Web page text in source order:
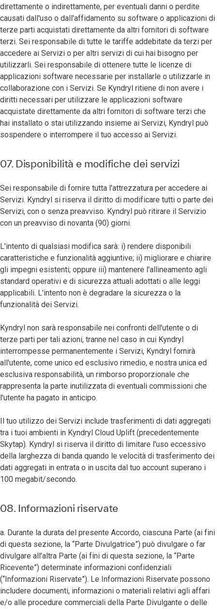
direttamente o indirettamente, per eventuali danni o perdite
causati dall'uso o dall'affidamento su software o applicazioni di
terze parti acquistati direttamente da altri fornitori di software
terzi. Sei responsabile di tutte le tariffe addebitate da terzi per
accedere ai Servizi o per altri servizi di cui hai bisogno per
utilizzarli. Sei responsabile di ottenere tutte le licenze di
applicazioni software necessarie per installarle o utilizzarle in
collaborazione con i Servizi. Se Kyndryl ritiene di non avere i
diritti necessari per utilizzare le applicazioni software
acquistate direttamente da altri fornitori di software terzi che
hai installato o stai utilizzando insieme ai Servizi, Kyndryl può
sospendere o interrompere il tuo accesso ai Servizi.
07. Disponibilità e modifiche dei servizi
Sei responsabile di fornire tutta l'attrezzatura per accedere ai
Servizi. Kyndryl si riserva il diritto di modificare tutti o parte dei
Servizi, con o senza preavviso. Kyndryl può ritirare il Servizio
con un preavviso di novanta (90) giorni.
L'intento di qualsiasi modifica sarà: i) rendere disponibili
caratteristiche e funzionalità aggiuntive; ii) migliorare e chiarire
gli impegni esistenti; oppure iii) mantenere l'allineamento agli
standard operativi e di sicurezza attuali adottati o alle leggi
applicabili. L'intento non è degradare la sicurezza o la
funzionalità dei Servizi.
Kyndryl non sarà responsabile nei confronti dell'utente o di
terze parti per tali azioni, tranne nel caso in cui Kyndryl
interrompesse permanentemente i Servizi, Kyndryl fornirà
all'utente, come unico ed esclusivo rimedio, e nostra unica ed
esclusiva responsabilità, un rimborso proporzionale che
rappresenta la parte inutilizzata di eventuali commissioni che
l'utente ha pagato in anticipo.
Il tuo utilizzo dei Servizi include trasferimenti di dati aggregati
tra i tuoi ambienti in Kyndryl Cloud Uplift (precedentemente
Skytap). Kyndryl si riserva il diritto di limitare l'uso eccessivo
della larghezza di banda quando le velocità di trasferimento dei
dati aggregati in entrata o in uscita dal tuo account superano i
100 megabit/secondo.
08. Informazioni riservate
a. Durante la durata del presente Accordo, ciascuna Parte (ai fini
di questa sezione, la “Parte Divulgatrice”) può divulgare o far
divulgare all'altra Parte (ai fini di questa sezione, la “Parte
Ricevente”) determinate informazioni confidenziali
(“Informazioni Riservate”). Le Informazioni Riservate possono
includere documenti, informazioni o materiali relativi agli affari
e/o alle procedure commerciali della Parte Divulgante o delle